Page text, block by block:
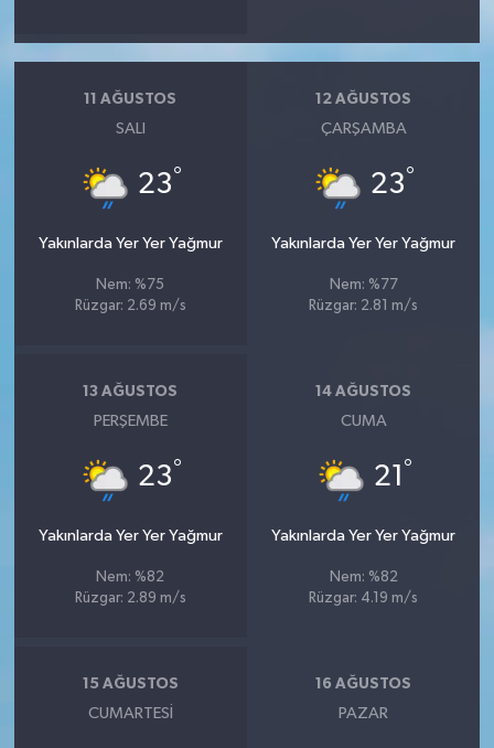
11 AĞUSTOS
SALI
23°
Yakınlarda Yer Yer Yağmur
Nem: %75
Rüzgar: 2.69 m/s
12 AĞUSTOS
ÇARŞAMBA
23°
Yakınlarda Yer Yer Yağmur
Nem: %77
Rüzgar: 2.81 m/s
13 AĞUSTOS
PERŞEMBE
23°
Yakınlarda Yer Yer Yağmur
Nem: %82
Rüzgar: 2.89 m/s
14 AĞUSTOS
CUMA
21 °
Yakınlarda Yer Yer Yağmur
Nem: %82
Rüzgar: 4.19 m/s
15 AĞUSTOS
CUMARTESI
16 AĞUSTOS
PAZAR